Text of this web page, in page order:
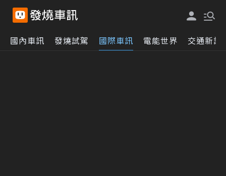
國內車訊 發燒試駕 國際車訊 電能世界 交通新訊